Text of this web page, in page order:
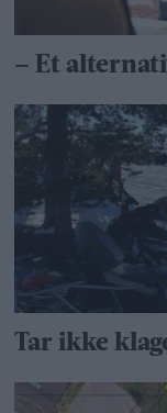
– Et
Tar ikke